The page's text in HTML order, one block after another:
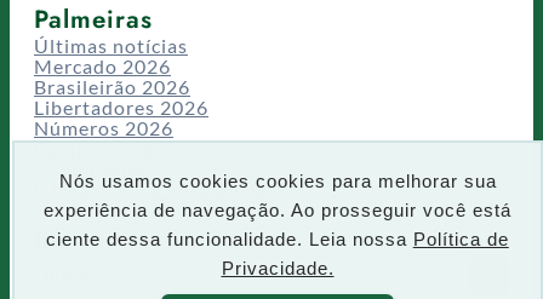
Nós usamos cookies cookies para melhorar sua
experiência de navegação. Ao prosseguir você está
ciente dessa funcionalidade. Leia nossa Política de
Privacidade.
Palmeiras
Últimas notícias
Mercado 2026
Brasileirão 2026
Libertadores 2026
Números 2026
Campeonatos
Temporadas
CT/Centro de Excelência
Busca
P
e